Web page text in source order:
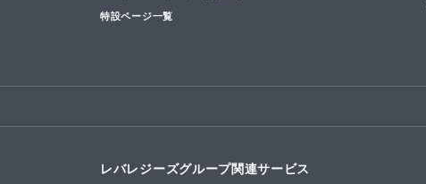
特設ページ一覧
レバレジーズグループ関連サービス